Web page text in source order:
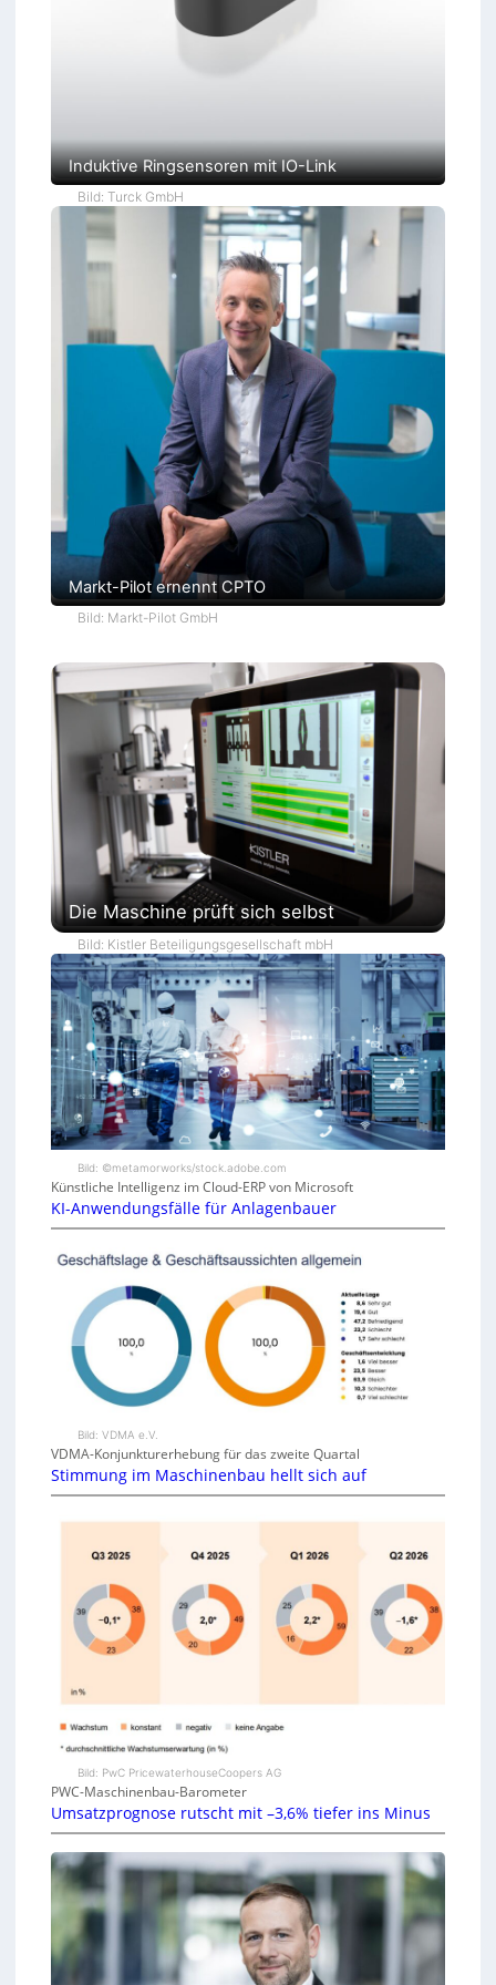
Induktive Ringsensoren mit IO-Link
Bild: Turck GmbH
Markt-Pilot ernennt CPTO
Bild: Markt-Pilot GmbH
Die Maschine prüft sich selbst
Bild: Kistler Beteiligungsgesellschaft mbH
Bild: ©metamorworks/stock.adobe.com
Künstliche Intelligenz im Cloud-ERP von Microsoft
KI-Anwendungsfälle für Anlagenbauer
Bild: VDMA e.V.
VDMA-Konjunkturerhebung für das zweite Quartal
Stimmung im Maschinenbau hellt sich auf
Bild: PwC PricewaterhouseCoopers AG
PWC-Maschinenbau-Barometer
Umsatzprognose rutscht mit –3,6% tiefer ins Minus